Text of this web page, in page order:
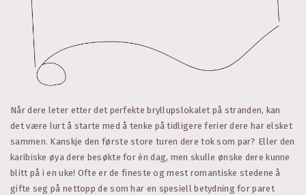
Når dere leter etter det perfekte bryllupslokalet på stranden, kan
det være lurt å starte med å tenke på tidligere ferier dere har elsket
sammen. Kanskje den første store turen dere tok som par? Eller den
karibiske øya dere besøkte for én dag, men skulle ønske dere kunne
blitt på i en uke! Ofte er de fineste og mest romantiske stedene å
gifte seg på nettopp de som har en spesiell betydning for paret